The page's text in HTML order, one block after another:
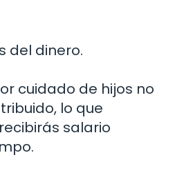
del dinero.
cuidado de hijos no
lo que
salario